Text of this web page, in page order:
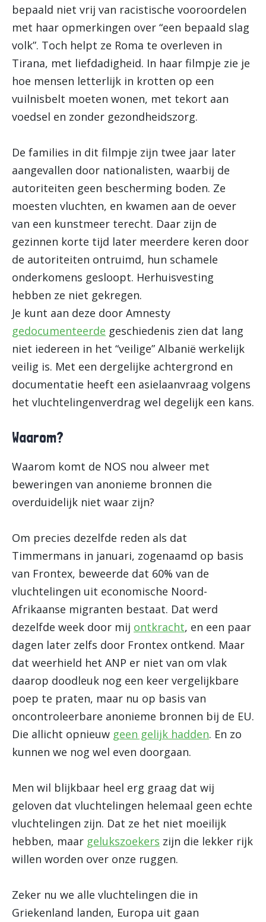
bepaald niet vrij van racistische vooroordelen
met haar opmerkingen over “een bepaald slag
volk”. Toch helpt ze Roma te overleven in
Tirana, met liefdadigheid. In haar filmpje zie je
hoe mensen letterlijk in krotten op een
vuilnisbelt moeten wonen, met tekort aan
voedsel en zonder gezondheidszorg.
De families in dit filmpje zijn twee jaar later
aangevallen door nationalisten, waarbij de
autoriteiten geen bescherming boden. Ze
moesten vluchten, en kwamen aan de oever
van een kunstmeer terecht. Daar zijn de
gezinnen korte tijd later meerdere keren door
de autoriteiten ontruimd, hun schamele
onderkomens gesloopt. Herhuisvesting
hebben ze niet gekregen.
Je kunt aan deze door Amnesty
gedocumenteerde geschiedenis zien dat lang
niet iedereen in het “veilige” Albanië werkelijk
veilig is. Met een dergelijke achtergrond en
documentatie heeft een asielaanvraag volgens
het vluchtelingenverdrag wel degelijk een kans.
Waarom?
Waarom komt de NOS nou alweer met
beweringen van anonieme bronnen die
overduidelijk niet waar zijn?
Om precies dezelfde reden als dat
Timmermans in januari, zogenaamd op basis
van Frontex, beweerde dat 60% van de
vluchtelingen uit economische Noord-
Afrikaanse migranten bestaat. Dat werd
dezelfde week door mij ontkracht, en een paar
dagen later zelfs door Frontex ontkend. Maar
dat weerhield het ANP er niet van om vlak
daarop doodleuk nog een keer vergelijkbare
poep te praten, maar nu op basis van
oncontroleerbare anonieme bronnen bij de EU.
Die allicht opnieuw geen gelijk hadden. En zo
kunnen we nog wel even doorgaan.
Men wil blijkbaar heel erg graag dat wij
geloven dat vluchtelingen helemaal geen echte
vluchtelingen zijn. Dat ze het niet moeilijk
hebben, maar gelukszoekers zijn die lekker rijk
willen worden over onze ruggen.
Zeker nu we alle vluchtelingen die in
Griekenland landen, Europa uit gaan